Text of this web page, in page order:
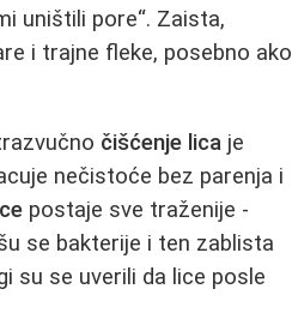
uništili pore“. Zaista,
i trajne fleke, posebno ako
čišćenje lica je
nečistoće bez parenja i
postaje sve traženije -
se bakterije i ten zablista
su se uverili da lice posle